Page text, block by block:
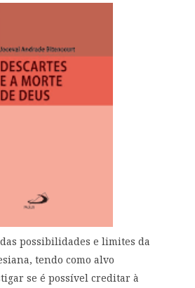
possibilidades e limites da
tendo como alvo
se é possível creditar à